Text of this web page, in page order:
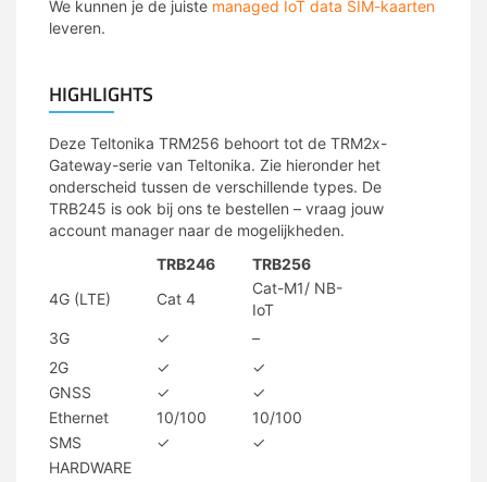
We kunnen je de juiste managed IoT data SIM-kaarten
leveren.
HIGHLIGHTS
Deze Teltonika TRM256 behoort tot de TRM2x-
Gateway-serie van Teltonika. Zie hieronder het
onderscheid tussen de verschillende types. De
TRB245 is ook bij ons te bestellen – vraag jouw
account manager naar de mogelijkheden.
TRB246
TRB256
4G (LTE)
Cat 4
Cat-M1/ NB-
IoT
3G
✓
–
2G
✓
✓
GNSS
✓
✓
Ethernet
10/100
10/100
SMS
✓
✓
HARDWARE